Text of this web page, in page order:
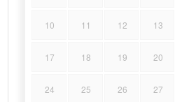
10 11 12 13
17 18 19 20
24 25 26 27